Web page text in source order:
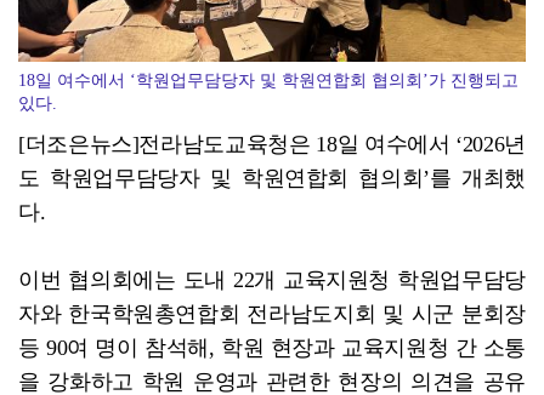
18일 여수에서 ‘학원업무담당자 및 학원연합회 협의회’가 진행되고
있다.
[더조은뉴스]전라남도교육청은 18일 여수에서 ‘2026년
도 학원업무담당자 및 학원연합회 협의회’를 개최했
다.
이번 협의회에는 도내 22개 교육지원청 학원업무담당
자와 한국학원총연합회 전라남도지회 및 시군 분회장
등 90여 명이 참석해, 학원 현장과 교육지원청 간 소통
을 강화하고 학원 운영과 관련한 현장의 의견을 공유